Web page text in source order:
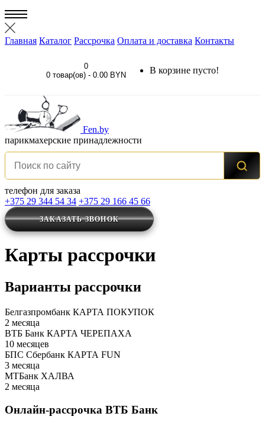
Главная Каталог Рассрочка Оплата и доставка Контакты
0
0 товар(ов) - 0.00 BYN
В корзине пусто!
Fen.by
парикмахерские принадлежности
телефон для заказа
+375 29 344 54 34 +375 29 166 45 66
ЗАКАЗАТЬ ЗВОНОК
Карты рассрочки
Варианты рассрочки
Белгазпромбанк КАРТА ПОКУПОК
2 месяца
ВТБ Банк КАРТА ЧЕРЕПАХА
10 месяцев
БПС Сбербанк КАРТА FUN
3 месяца
МТБанк ХАЛВА
2 месяца
Онлайн-рассрочка ВТБ Банк